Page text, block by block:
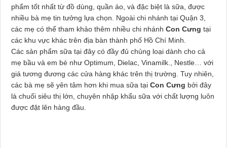
phẩm tốt nhất từ đồ dùng, quần áo, và đặc biệt là sữa, được
nhiều bà mẹ tin tưởng lựa chọn. Ngoài chi nhánh tại Quận 3,
các mẹ có thể tham khảo thêm nhiều chi nhánhCon Cưng tại
các khu vực khác trên địa bàn thành phố Hồ Chí Minh.
Các sản phẩm sữa tại đây có đầy đủ chủng loại dành cho cả
mẹ bầu và em bé như Optimum, Dielac, Vinamilk., Nestle… với
giá tương đương các cửa hàng khác trên thị trường. Tuy nhiên,
các bà mẹ sẽ yên tâm hơn khi mua sữa tạiCon Cưng bởi đây
là chuối siêu thị lớn, chuyên nhập khẩu sữa với chất lượng luôn
được đặt lên hàng đầu.